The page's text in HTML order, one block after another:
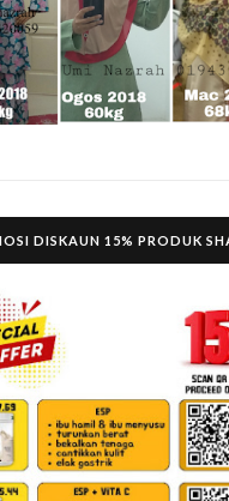
DISKAUN 15% PRODUK